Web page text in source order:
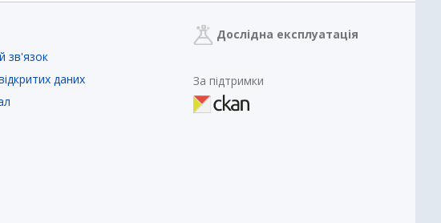
зв'язок
даних
Дослідна експлуатація
За підтримки